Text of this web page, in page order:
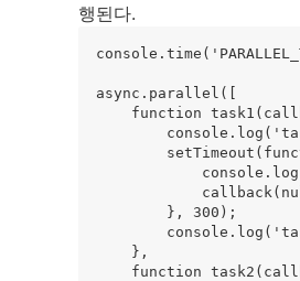
행된다.
async.parallel([
function
        }, 300);
    },
function